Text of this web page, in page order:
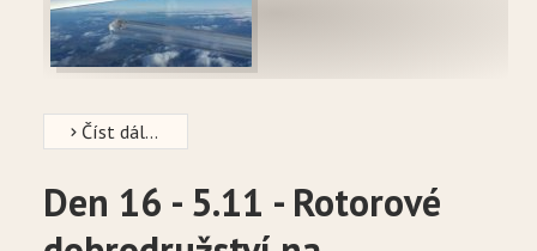
Číst dál...
Den 16 - 5.11 - Rotorové